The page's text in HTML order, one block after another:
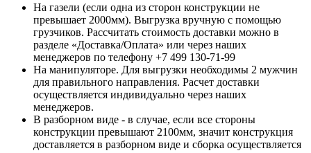
На газели (если одна из сторон конструкции не
превышает 2000мм). Выгрузка вручную с помощью
грузчиков. Рассчитать стоимость доставки можно в
разделе «Доставка/Оплата» или через наших
менеджеров по телефону +7 499 130-71-99
На манипуляторе. Для выгрузки необходимы 2 мужчин
для правильного направления. Расчет доставки
осуществляется индивидуально через наших
менеджеров.
В разборном виде - в случае, если все стороны
конструкции превышают 2100мм, значит конструкция
доставляется в разборном виде и сборка осуществляется